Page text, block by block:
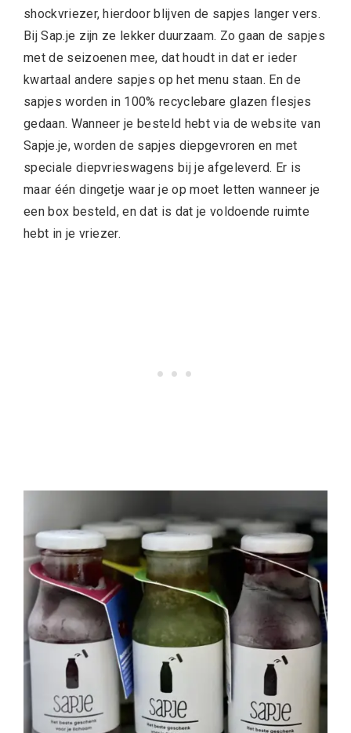
shockvriezer, hierdoor blijven de sapjes langer vers.
Bij Sap.je zijn ze lekker duurzaam. Zo gaan de sapjes
met de seizoenen mee, dat houdt in dat er ieder
kwartaal andere sapjes op het menu staan. En de
sapjes worden in 100% recyclebare glazen flesjes
gedaan. Wanneer je besteld hebt via de website van
Sapje.je, worden de sapjes diepgevroren en met
speciale diepvrieswagens bij je afgeleverd. Er is
maar één dingetje waar je op moet letten wanneer je
een box besteld, en dat is dat je voldoende ruimte
hebt in je vriezer.